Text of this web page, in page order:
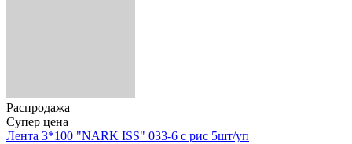
Распродажа
Супер цена
Лента 3*100 "NARK ISS" 033-6 с рис 5шт/уп